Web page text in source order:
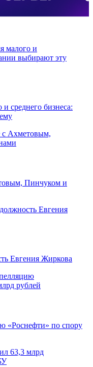
среднего бизнеса:
Пинчуком и
Евгения Жиркова
«Роснефти» по спору